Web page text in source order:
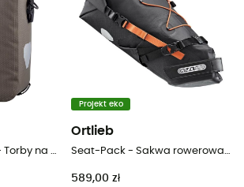
Projekt eko
Ortlieb
589,00 zł